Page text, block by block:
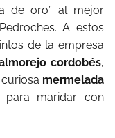
de oro” al mejor
A estos
de la empresa
cordobés,
mermelada
para maridar con